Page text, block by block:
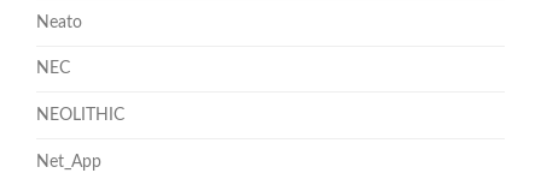
Neato
NEC
NEOLITHIC
Net_App